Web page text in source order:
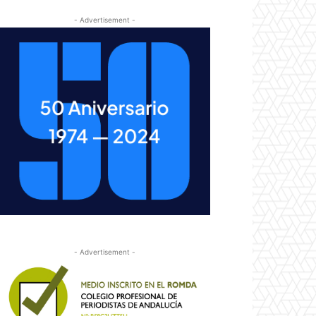
- Advertisement -
- Advertisement -